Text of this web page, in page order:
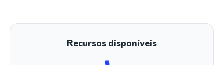
Recursos disponíveis